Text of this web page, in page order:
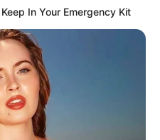
anuênios, triênios,
parte e licenças-prêmio
Senado pode
em semana de
In Your Emergency Kit